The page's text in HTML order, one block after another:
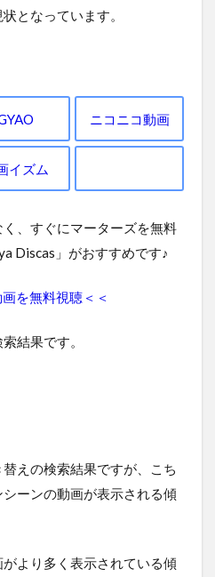
となっています。
ニコニコ動画
イズム
、すぐにマーターズを無料
Discas」がおすすめです♪
を無料視聴＜＜
結果です。
えの検索結果ですが、こち
ーンの動画が表示される傾
より多く表示されている傾